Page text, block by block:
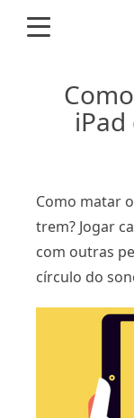
Como matar
trem? Jogar
com outras
círculo do